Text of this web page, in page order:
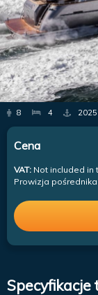
8 4 2025
Cena
VAT: Not included in
Prowizja
Specyfikacje